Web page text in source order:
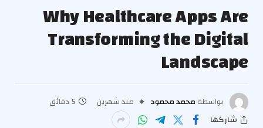
Why Healthcare Apps Are
Transforming the Digital
Landscape
بواسطة محمد محمود منذ شهرين
5 دقائق
شاركها